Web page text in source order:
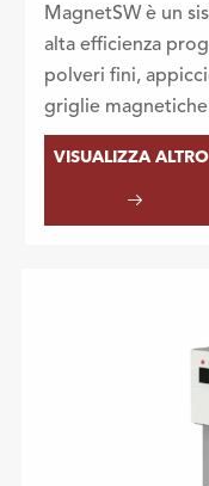
MagnetSW è un
alta efficienza
polveri fini,
griglie
VISUALIZZA ALTRO
